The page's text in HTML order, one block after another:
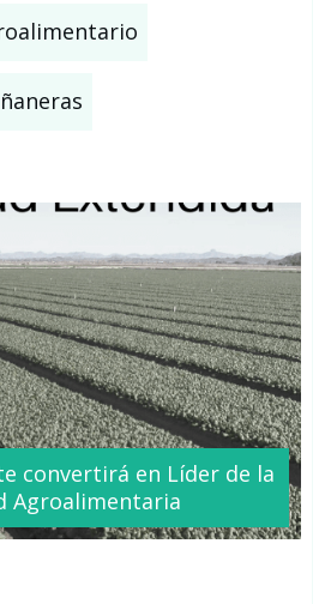
convertirá en Líder de la
Agroalimentaria